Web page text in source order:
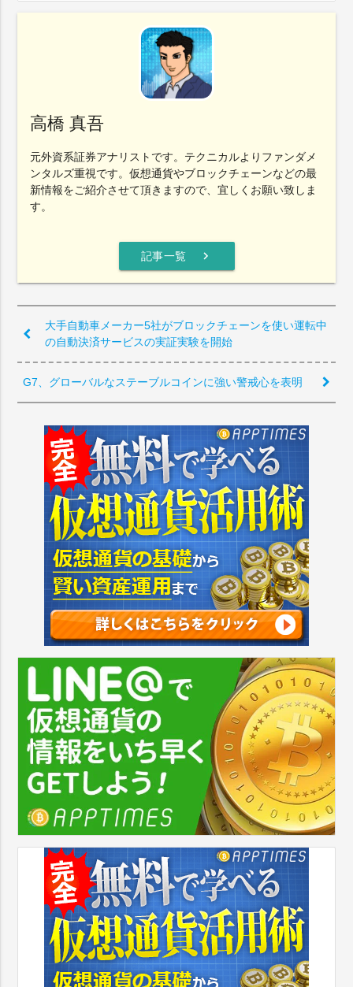
高橋 真吾
元外資系証券アナリストです。テクニカルよりファンダメ
ンタルズ重視です。仮想通貨やブロックチェーンなどの最
新情報をご紹介させて頂きますので、宜しくお願い致しま
す。
記事一覧 chevron_right
大手自動車メーカー5社がブロックチェーンを使い運転中
の自動決済サービスの実証実験を開始
G7、グローバルなステーブルコインに強い警戒心を表明